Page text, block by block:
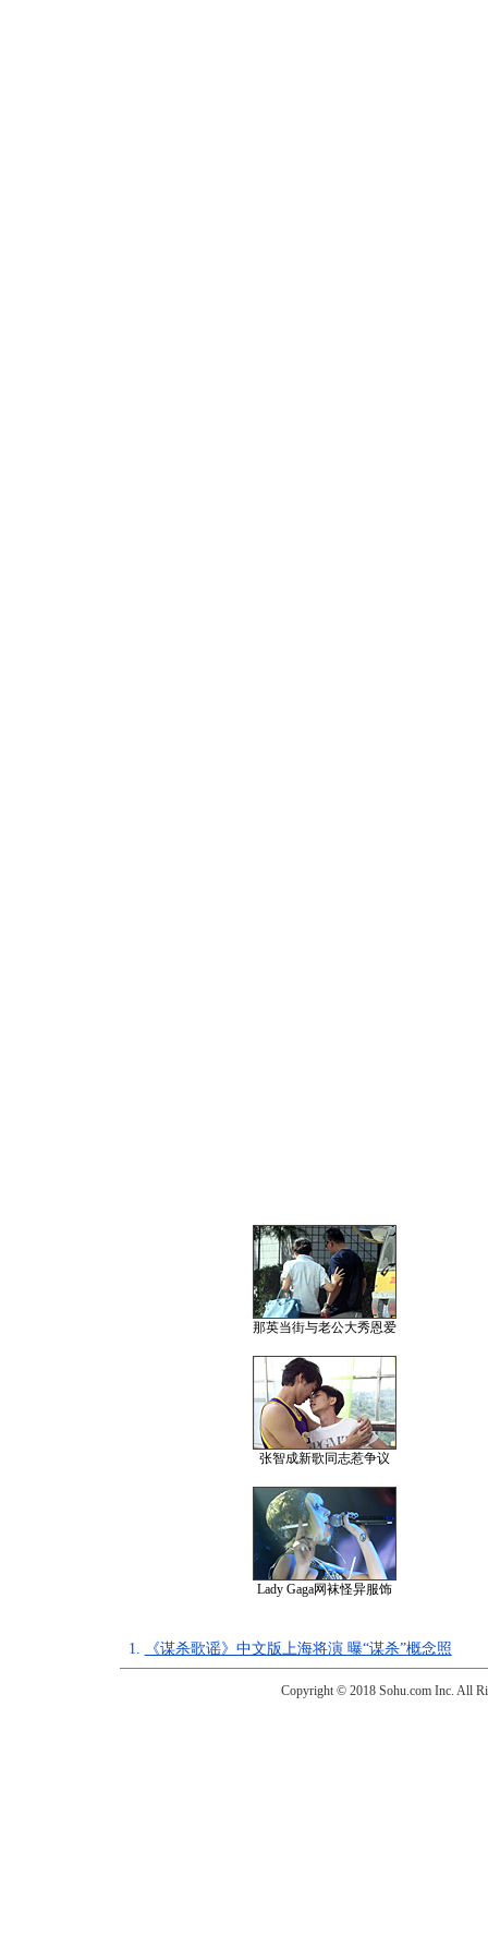
那英当街与老公大秀恩爱
张智成新歌同志惹争议
Lady Gaga网袜怪异服饰
1. 《谋杀歌谣》中文版上海将演 曝“谋杀”概念照
Copyright © 2018 Sohu.com Inc. All